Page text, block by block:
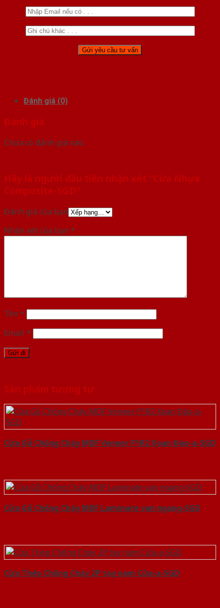
Đánh giá (0)
Đánh giá
Chưa có đánh giá nào.
Hãy là người đầu tiên nhận xét “Cửa Nhựa
Composite-SGD”
Đánh giá của bạn
Nhận xét của bạn *
Tên *
Email *
Sản phẩm tương tự
Cửa Gỗ Chống Cháy MDF Veneer P1R2 Xoan Đào-a-SGD
Cửa Gỗ Chống Cháy MDF Laminate van ngang-SGD
Cửa Thép Chống Cháy 2P tay nam Cửa-a-SGD